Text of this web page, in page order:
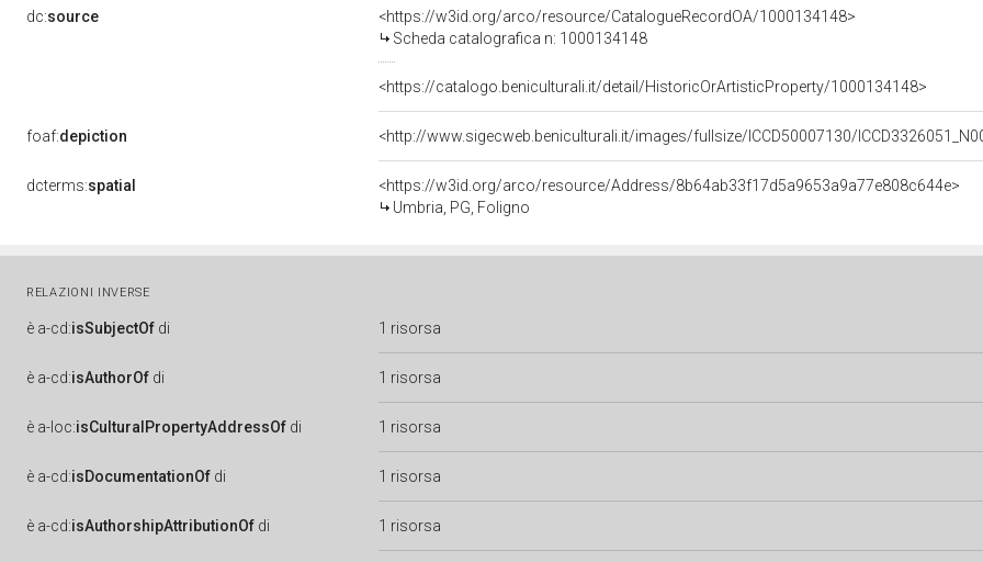
dc:source
<https://w3id.org/arco/resource/CatalogueRecordOA/1000134148>
Scheda catalografica n: 1000134148
<https://catalogo.beniculturali.it/detail/HistoricOrArtisticProperty/1000134148>
foaf:depiction <http://www.sigecweb.beniculturali.it/images/fullsize/ICCD50007130/
dcterms:spatial
<https://w3id.org/arco/resource/Address/8b64ab33f17d5a9653a9a77e808c644e>
Umbria, PG, Foligno
RELAZIONI INVERSE
è a-cd:isSubjectOf di 1 risorsa
è a-cd:isAuthorOf di 1 risorsa
è a-loc:isCulturalPropertyAddressOf di 1 risorsa
è a-cd:isDocumentationOf di 1 risorsa
è a-cd:isAuthorshipAttributionOf di 1 risorsa